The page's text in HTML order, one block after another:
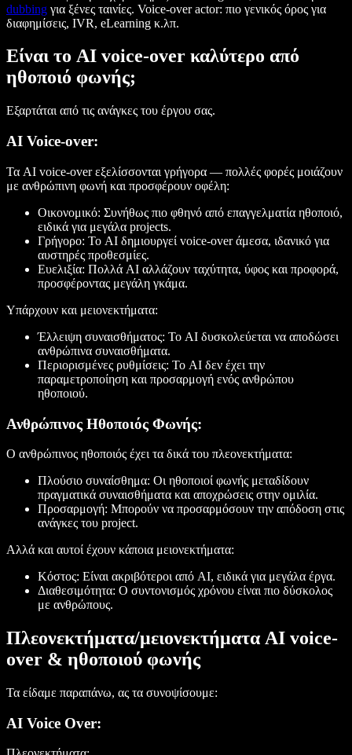
dubbing για ξένες ταινίες. Voice-over actor: πιο γενικός όρος για
διαφημίσεις, IVR, eLearning κ.λπ.
Είναι το AI voice-over καλύτερο από
ηθοποιό φωνής;
Εξαρτάται από τις ανάγκες του έργου σας.
AI Voice-over:
Τα AI voice-over εξελίσσονται γρήγορα — πολλές φορές μοιάζουν
με ανθρώπινη φωνή και προσφέρουν οφέλη:
Οικονομικό: Συνήθως πιο φθηνό από επαγγελματία ηθοποιό,
ειδικά για μεγάλα projects.
Γρήγορο: Το AI δημιουργεί voice-over άμεσα, ιδανικό για
αυστηρές προθεσμίες.
Ευελιξία: Πολλά AI αλλάζουν ταχύτητα, ύφος και προφορά,
προσφέροντας μεγάλη γκάμα.
Υπάρχουν και μειονεκτήματα:
Έλλειψη συναισθήματος: Το AI δυσκολεύεται να αποδώσει
ανθρώπινα συναισθήματα.
Περιορισμένες ρυθμίσεις: Το AI δεν έχει την
παραμετροποίηση και προσαρμογή ενός ανθρώπου
ηθοποιού.
Ανθρώπινος Ηθοποιός Φωνής:
Ο ανθρώπινος ηθοποιός έχει τα δικά του πλεονεκτήματα:
Πλούσιο συναίσθημα: Οι ηθοποιοί φωνής μεταδίδουν
πραγματικά συναισθήματα και αποχρώσεις στην ομιλία.
Προσαρμογή: Μπορούν να προσαρμόσουν την απόδοση στις
ανάγκες του project.
Αλλά και αυτοί έχουν κάποια μειονεκτήματα:
Κόστος: Είναι ακριβότεροι από AI, ειδικά για μεγάλα έργα.
Διαθεσιμότητα: Ο συντονισμός χρόνου είναι πιο δύσκολος
με ανθρώπους.
Πλεονεκτήματα/μειονεκτήματα AI voice-
over & ηθοποιού φωνής
Τα είδαμε παραπάνω, ας τα συνοψίσουμε:
AI Voice Over: